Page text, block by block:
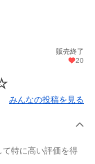
販売終了
20
みんなの投稿を見る
特に高い評価を得